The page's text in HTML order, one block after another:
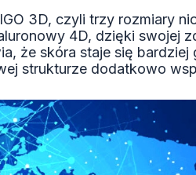
3D, czyli trzy rozmiary
4D, dzięki swojej
że skóra staje się
strukturze dodatkowo